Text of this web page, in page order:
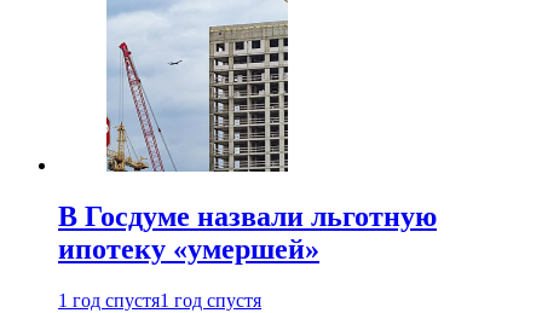
В Госдуме назвали льготную
ипотеку «умершей»
1 год спустя1 год спустя